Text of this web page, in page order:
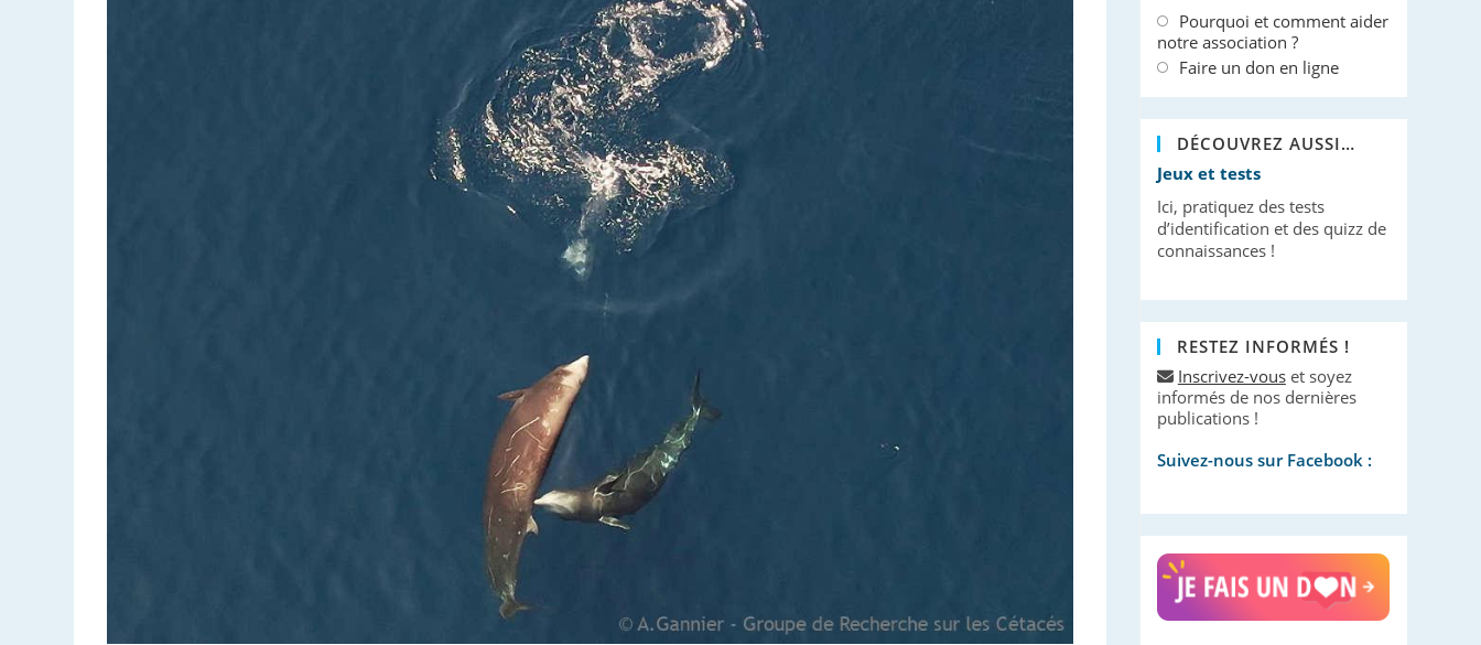
Pourquoi et comment aider
notre association ?
Faire un don en ligne
DÉCOUVREZ AUSSI…
Jeux et tests
Ici, pratiquez des tests
d’identification et des quizz de
connaissances !
RESTEZ INFORMÉS !
Inscrivez-vouset soyez
informés de nos dernières
publications !
Suivez-nous sur Facebook :